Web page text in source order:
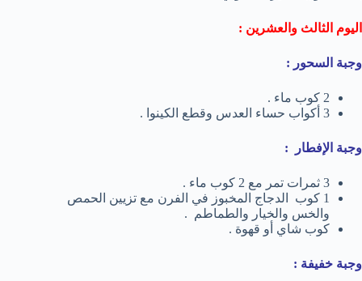
اليوم الثالث والعشرين :
وجبة السحور :
2 كوب ماء .
3 أكواب حساء العدس وقطع الكينوا .
وجبة الإفطار :
3 ثمرات تمر مع 2 كوب ماء .
1 كوب الدجاج المخبوز في الفرن مع تزيين الحمص
والخس والخيار والطماطم .
كوب شاي أو قهوة .
وجبة خفيفة :